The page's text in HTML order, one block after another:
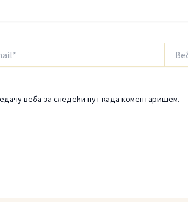
место
веба за следећи пут када коментаришем.